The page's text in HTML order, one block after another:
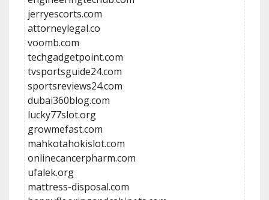
jerryescorts.com
attorneylegal.co
voomb.com
techgadgetpoint.com
tvsportsguide24.com
sportsreviews24.com
dubai360blog.com
lucky77slot.org
growmefast.com
mahkotahokislot.com
onlinecancerpharm.com
ufalek.org
mattress-disposal.com